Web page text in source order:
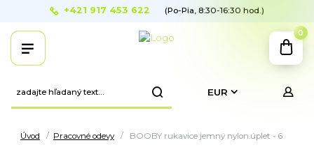
EUR
+421 917 453 622 (Po-Pia, 8:30-16:30 hod.)
0
Úvod Pracovné odevy BOOBY rukavice jemný nylon.úplet - 6